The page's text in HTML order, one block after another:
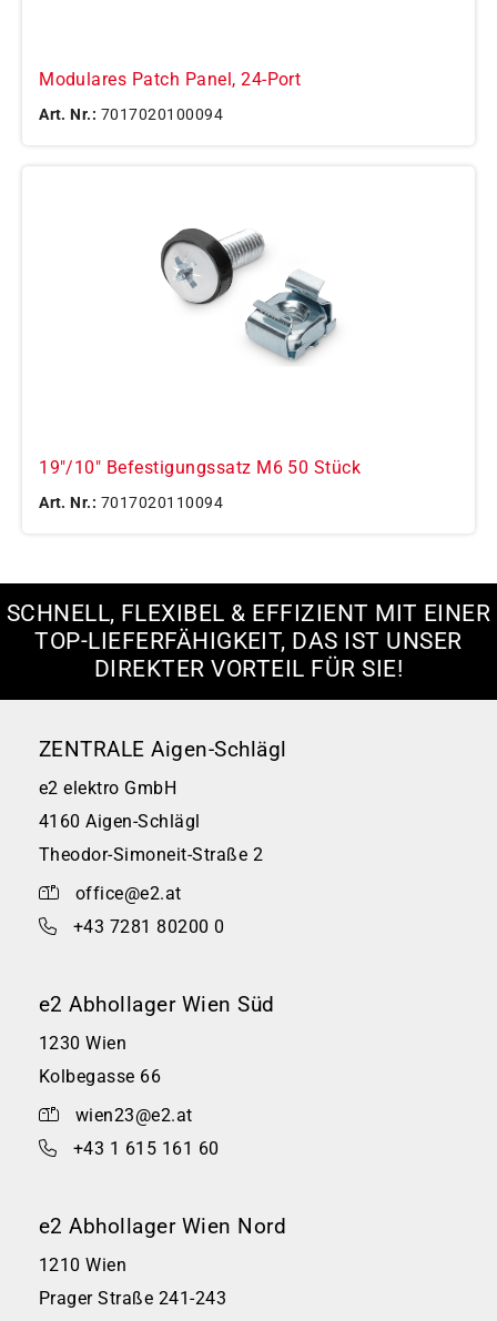
Modulares Patch Panel, 24-Port
Art. Nr.: 7017020100094
19"/10" Befestigungssatz M6 50 Stück
Art. Nr.: 7017020110094
SCHNELL, FLEXIBEL & EFFIZIENT MIT EINER
TOP-LIEFERFÄHIGKEIT, DAS IST UNSER
DIREKTER VORTEIL FÜR SIE!
ZENTRALE Aigen-Schlägl
e2 elektro GmbH
4160 Aigen-Schlägl
Theodor-Simoneit-Straße 2
office@e2.at
+43 7281 80200 0
e2 Abhollager Wien Süd
1230 Wien
Kolbegasse 66
wien23@e2.at
+43 1 615 161 60
e2 Abhollager Wien Nord
1210 Wien
Prager Straße 241-243